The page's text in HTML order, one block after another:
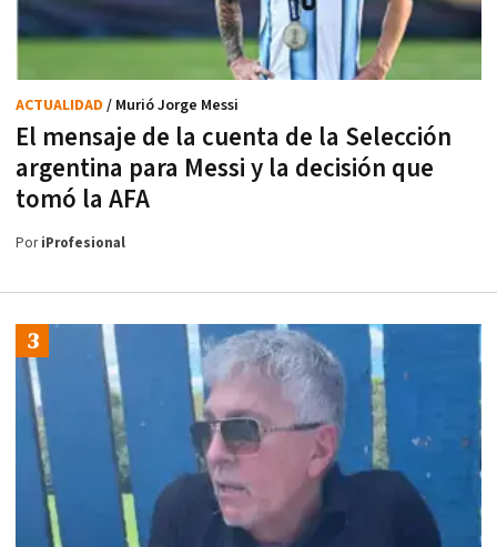
El mensaje de la cuenta de la Selección
argentina para Messi y la decisión que
tomó la AFA
ACTUALIDAD / Murió Jorge Messi
PoriProfesional